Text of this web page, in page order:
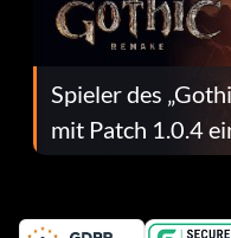
Spieler des
mit Patch 1.0.4